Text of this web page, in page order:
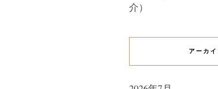
介）
アーカ